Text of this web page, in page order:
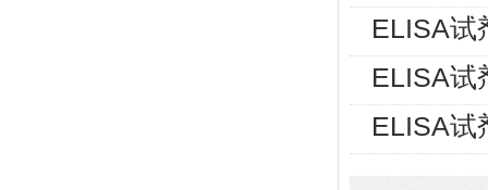
ELISA试
ELISA试
ELISA试